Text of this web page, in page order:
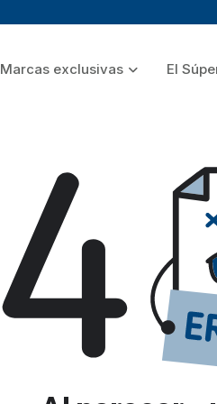
Marcas exclusivas El